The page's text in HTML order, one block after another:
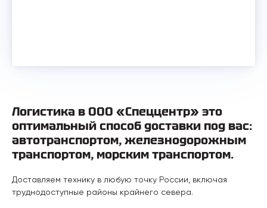
Логистика в ООО «Спеццентр» это
оптимальный способ доставки под вас:
автотранспортом, железнодорожным
транспортом, морским транспортом.
Доставляем технику в любую точку России, включая
труднодоступные районы крайнего севера.